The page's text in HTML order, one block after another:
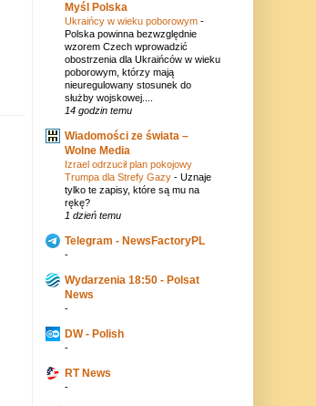
Myśl Polska
Ukraińcy w wieku poborowym -
Polska powinna bezwzględnie
wzorem Czech wprowadzić
obostrzenia dla Ukraińców w wieku
poborowym, którzy mają
nieuregulowany stosunek do
służby wojskowej....
14 godzin temu
Wiadomości ze świata –
Wolne Media
Izrael odrzucił plan pokojowy
Trumpa dla Strefy Gazy - Uznaje
tylko te zapisy, które są mu na
rękę?
1 dzień temu
Telegram - NewsFactoryPL
-
Wydarzenia 18:50 - Polsat
News
-
DW - Polish
-
RT News
-